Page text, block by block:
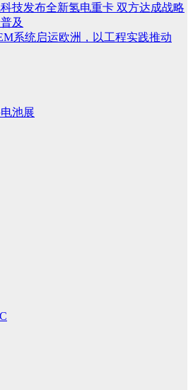
技发布全新氢电重卡 双方达成战略
及
系统启运欧洲，以工程实践推动
池展